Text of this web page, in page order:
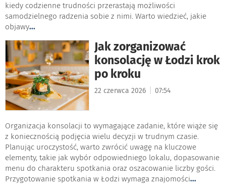
kiedy codzienne trudności przerastają możliwości
samodzielnego radzenia sobie z nimi. Warto wiedzieć, jakie
objawy...
Jak zorganizować
konsolację w Łodzi krok
po kroku
22 czerwca 2026 07:54
Organizacja konsolacji to wymagające zadanie, które wiąże się
z koniecznością podjęcia wielu decyzji w trudnym czasie.
Planując uroczystość, warto zwrócić uwagę na kluczowe
elementy, takie jak wybór odpowiedniego lokalu, dopasowanie
menu do charakteru spotkania oraz oszacowanie liczby gości.
Przygotowanie spotkania w Łodzi wymaga znajomości...